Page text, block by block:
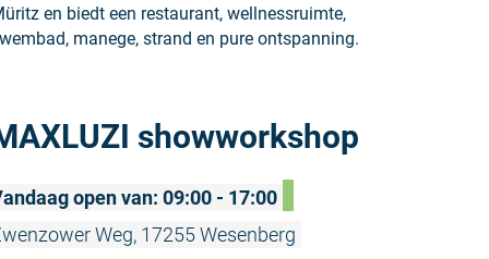
en biedt een restaurant, wellnessruimte,
manege, strand en pure ontspanning.
showworkshop
open van: 09:00 - 17:00
Weg, 17255 Wesenberg